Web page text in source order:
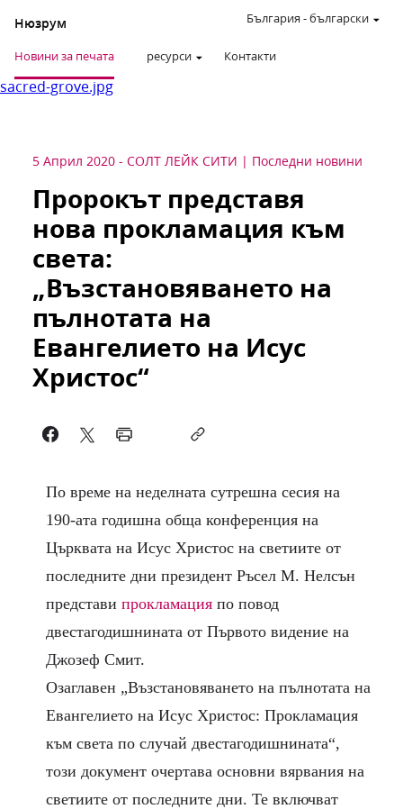
Нюзрум
Новини за печата ресурси Контакти
България -български
sacred-grove.jpg
5 Април 2020 - СОЛТ ЛЕЙК СИТИ Последни новини
Пророкът представя
нова прокламация към
света:
„Възстановяването на
пълнотата на
Евангелието на Исус
Христос“
По време на неделната сутрешна сесия на
190-ата годишна обща конференция на
Църквата на Исус Христос на светиите от
последните дни президент Ръсел М. Нелсън
представи прокламация по повод
двестагодишнината от Първото видение на
Джозеф Смит.
Озаглавен „Възстановяването на пълнотата на
Евангелието на Исус Христос: Прокламация
към света по случай двестагодишнината“,
този документ очертава основни вярвания на
светиите от последните дни. Те включват